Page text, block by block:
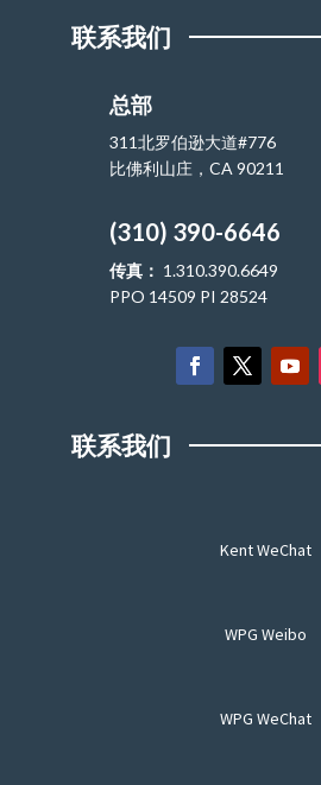
联系我们
总部
311北罗伯逊大道#776
比佛利山庄，CA 90211
(310) 390-6646
传真： 1.310.390.6649
PPO 14509 PI 28524
联系我们
Kent WeChat
WPG Weibo
WPG WeChat